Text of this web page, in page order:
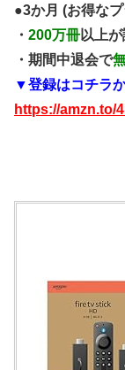
●3か月 (お得な
・ 200万冊以上
・期間中退会で
▼登録はコチラ
https://amzn.to/